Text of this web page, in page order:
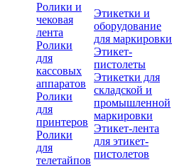
Ролики и
чековая
лента
Ролики
для
кассовых
аппаратов
Ролики
для
принтеров
Ролики
для
телетайпов
Этикетки и
оборудование
для маркировки
Этикет-
пистолеты
Этикетки для
складской и
промышленной
маркировки
Этикет-лента
для этикет-
пистолетов